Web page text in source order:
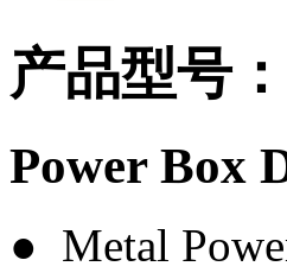
产品型号
Power Box
● Metal